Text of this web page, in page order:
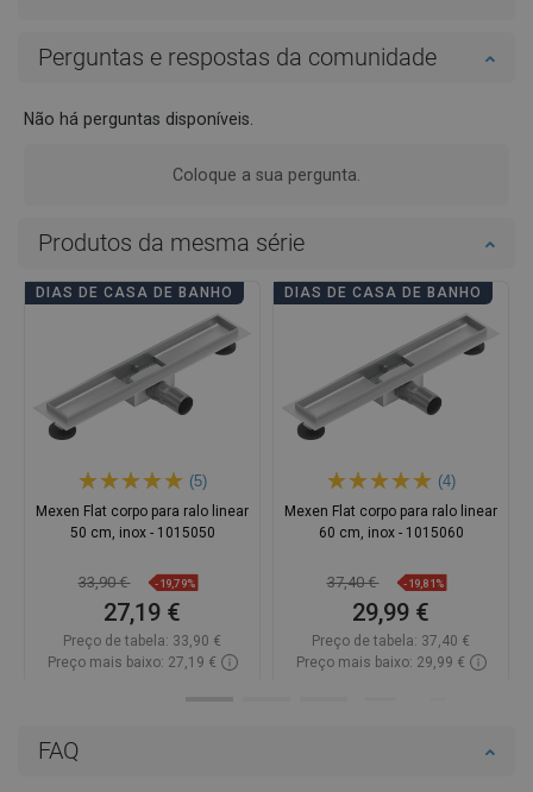
FAQ
Perguntas e respostas da comunidade
Não há perguntas disponíveis.
Coloque a sua pergunta.
Produtos da mesma série
DIAS DE CASA DE BANHO
(5)
Mexen Flat corpo para ralo linear
50 cm, inox - 1015050
33,90 € -19,79%
27,19 €
Preço de tabela: 33,90 €
Preço mais baixo: 27,19 €
DIAS DE CASA DE BANHO
(4)
Mexen Flat corpo para ralo linear
60 cm, inox - 1015060
37,40 € -19,81%
29,99 €
Preço de tabela: 37,40 €
Preço mais baixo: 29,99 €